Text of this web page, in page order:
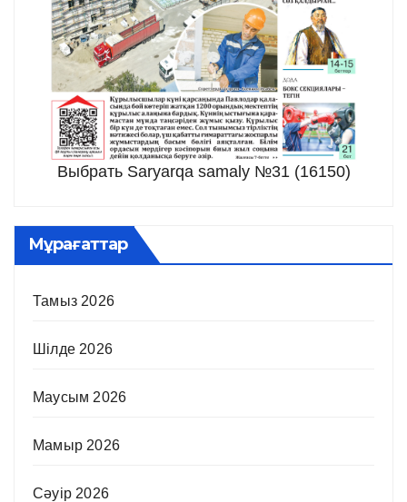
Выбрать Saryarqa samaly №31 (16150)
Мұрағаттар
Тамыз 2026
Шілде 2026
Маусым 2026
Мамыр 2026
Сәуір 2026